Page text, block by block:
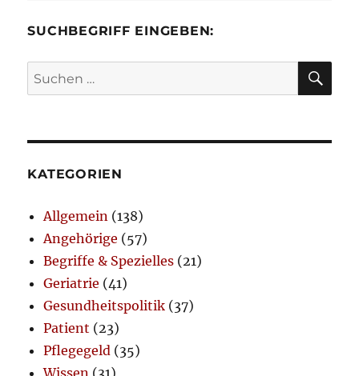
SUCHBEGRIFF EINGEBEN:
Suchen
nach:
KATEGORIEN
Allgemein (138)
Angehörige (57)
Begriffe & Spezielles (21)
Geriatrie (41)
Gesundheitspolitik (37)
Patient (23)
Pflegegeld (35)
Wissen (31)